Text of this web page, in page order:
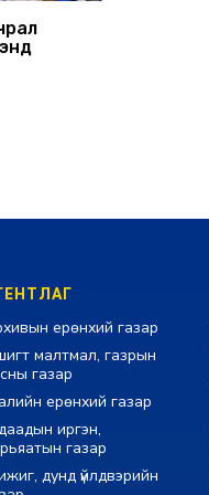
болов
ерөнхий газар
малтмал, газрын
газар
ерөнхий газар
иргэн,
газар
дунд үйлдвэрийн